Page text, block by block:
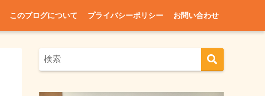
このブログについて プライバシーポリシー お問い合わせ